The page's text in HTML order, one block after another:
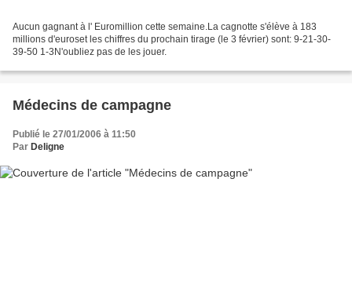
Aucun gagnant à l' Euromillion cette semaine.La cagnotte s'élève à 183
millions d'euroset les chiffres du prochain tirage (le 3 février) sont: 9-21-30-
39-50 1-3N'oubliez pas de les jouer.
Médecins de campagne
Publié le 27/01/2006 à 11:50
Par Deligne